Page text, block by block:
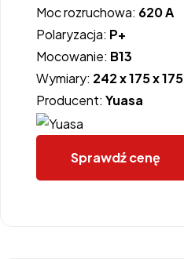
Moc rozruchowa: 620 A
Polaryzacja: P+
Mocowanie: B13
Wymiary: 242 x 175 x 175
Producent: Yuasa
Sprawdź cenę